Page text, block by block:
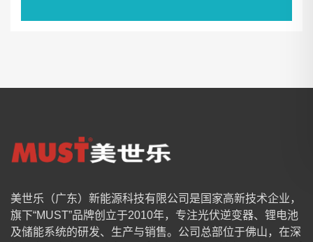
美世乐（广东）新能源科技有限公司是国家高新技术企业，
旗下“MUST”品牌创立于2010年，专注光伏逆变器、锂电池
及储能系统的研发、生产与销售。公司总部位于佛山，在深